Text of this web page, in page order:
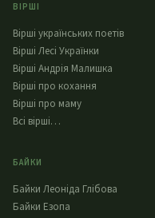
ВІРШІ
Вірші українських поетів
Вірші Лесі Українки
Вірші Андрія Малишка
Вірші про кохання
Вірші про маму
Всі вірші…
БАЙКИ
Байки Леоніда Глібова
Байки Езопа